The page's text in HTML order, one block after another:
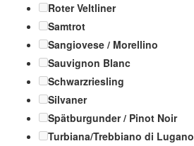
Roter Veltliner
Samtrot
Sangiovese / Morellino
Sauvignon Blanc
Schwarzriesling
Silvaner
Spätburgunder / Pinot Noir
Turbiana/Trebbiano di Lugano